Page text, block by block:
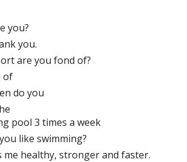
you?
you.
are you fond of?
of
do you
pool 3 times a week
like swimming?
me healthy, stronger and faster.